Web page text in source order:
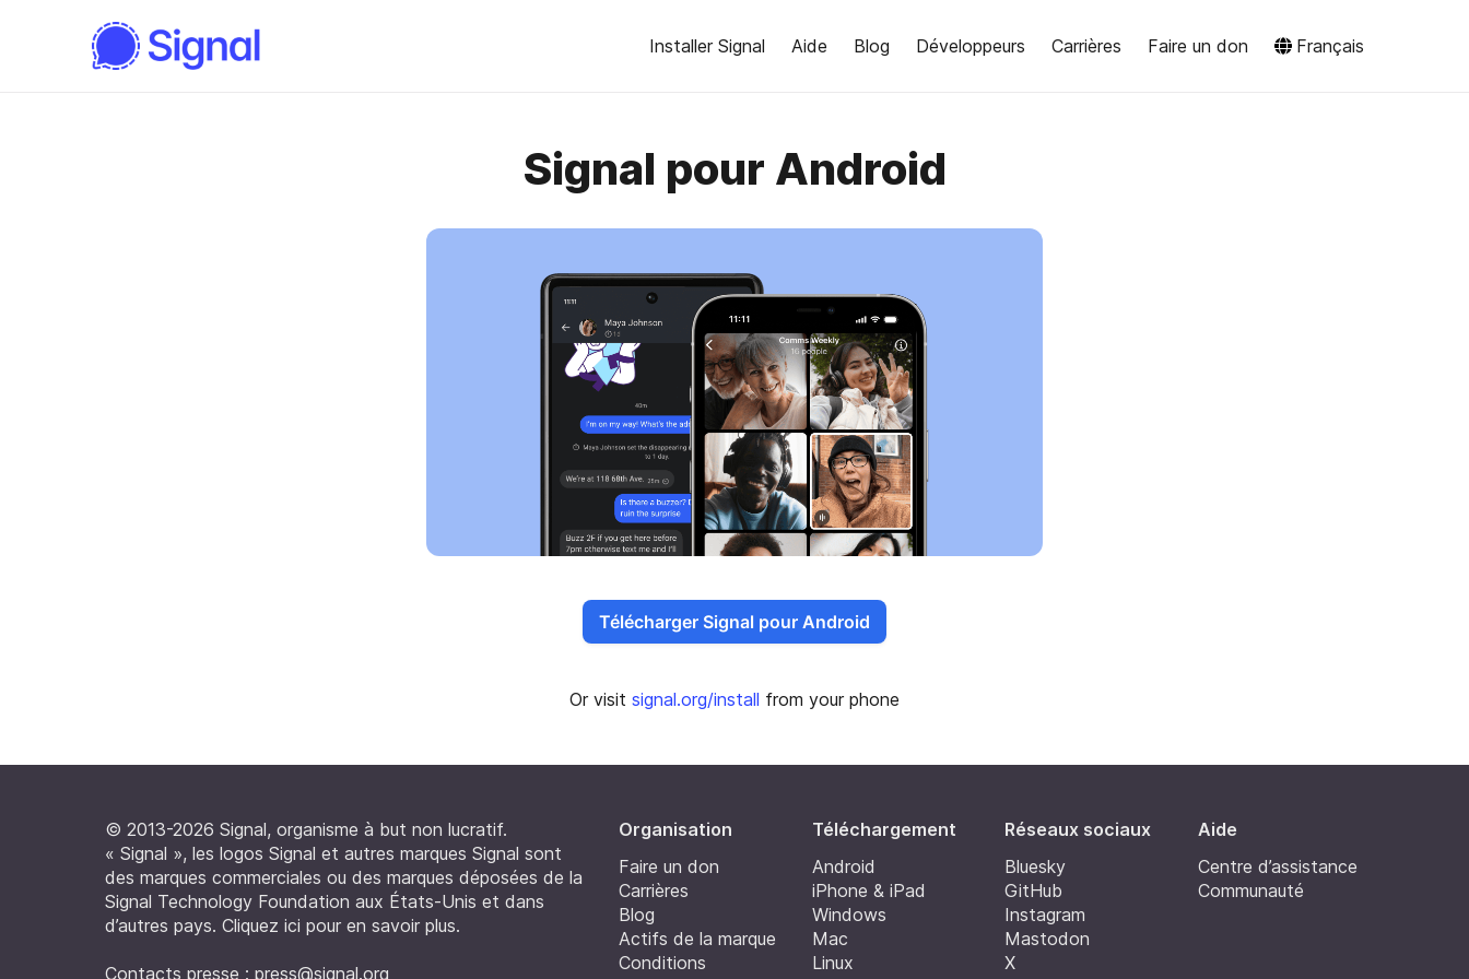
Installer Signal Aide Blog Développeurs Carrières Faire un don Français
Signal pour Android
Télécharger Signal pour Android
Or visit signal.org/install from your phone
© 2013-2026 Signal, organisme à but non lucratif.
« Signal », les logos Signal et autres marques Signal sont
des marques commerciales ou des marques déposées de la
Signal Technology Foundation aux États-Unis et dans
d’autres pays. Cliquez ici pour en savoir plus.
Contacts presse : press@signal.org
Organisation
Faire un don
Carrières
Blog
Actifs de la marque
Conditions
Téléchargement
Android
iPhone & iPad
Windows
Mac
Linux
Réseaux sociaux
Bluesky
GitHub
Instagram
Mastodon
X
Aide
Centre d’assistance
Communauté